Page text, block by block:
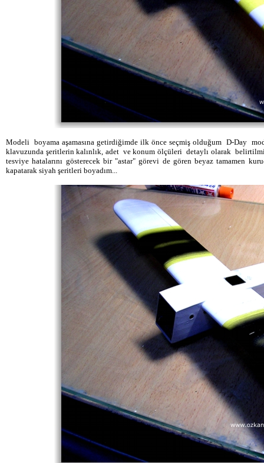
Modeli boyama aşamasına getirdiğimde ilk önce seçmiş olduğum D-Day
klavuzunda şeritlerin kalınlık, adet ve konum ölçüleri detaylı olarak
tesviye hatalarını gösterecek bir "astar" görevi de gören beyaz tamamen
kapatarak siyah şeritleri boyadım...